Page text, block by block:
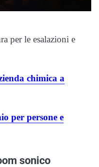
per le esalazioni e
chimica a
per persone e
sonico